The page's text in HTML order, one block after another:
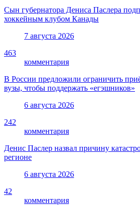
Сын губернатора Дениса Паслера
хоккейным клубом Канады
7 августа 2026
463
комментария
В России предложили ограничить
вузы, чтобы поддержать «егэшников»
6 августа 2026
242
комментария
Денис Паслер назвал причину
регионе
6 августа 2026
42
комментария